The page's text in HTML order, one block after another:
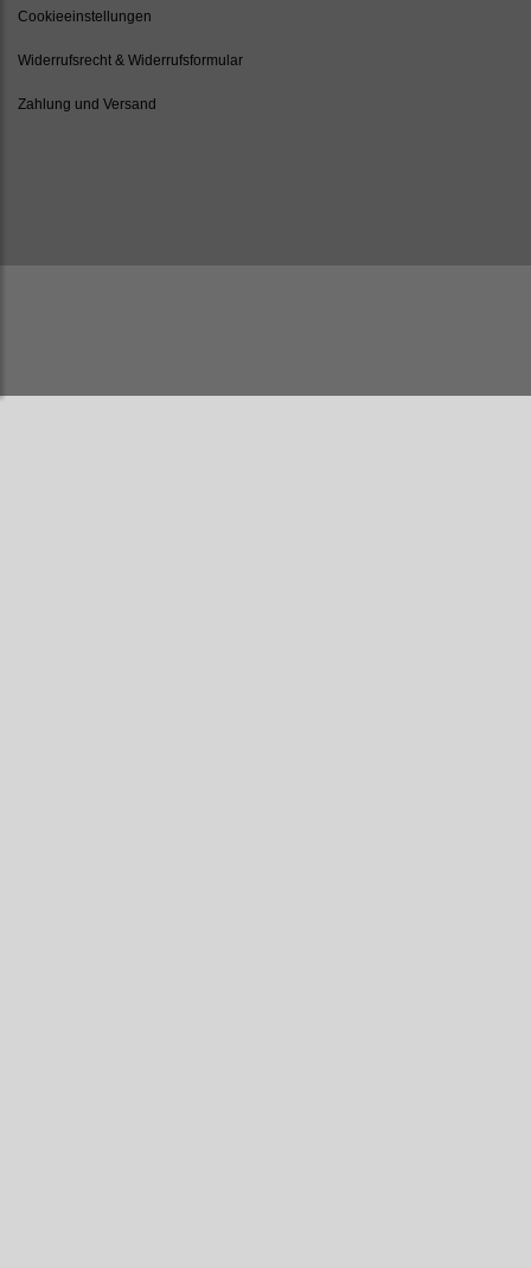
Cookieeinstellungen
Widerrufsrecht & Widerrufsformular
Zahlung und Versand